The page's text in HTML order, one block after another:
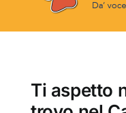
HOME
Ti aspetto